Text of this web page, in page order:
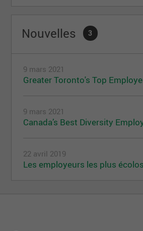
Nouvelles 3
9 mars 2021
Greater Toronto's Top
9 mars 2021
Canada’s Best Diversity
22 avril 2019
Les employeurs les plus